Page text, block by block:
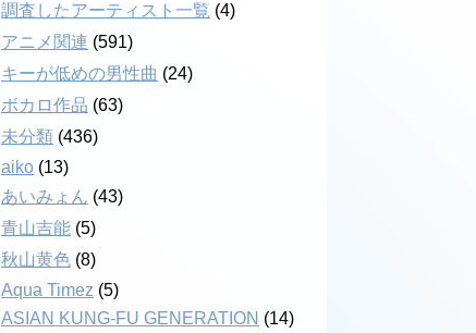
調査したアーティスト一覧 (4)
アニメ関連 (591)
キーが低めの男性曲 (24)
ボカロ作品 (63)
未分類 (436)
aiko (13)
あいみょん (43)
青山吉能 (5)
秋山黄色 (8)
Aqua Timez (5)
ASIAN KUNG-FU GENERATION (14)